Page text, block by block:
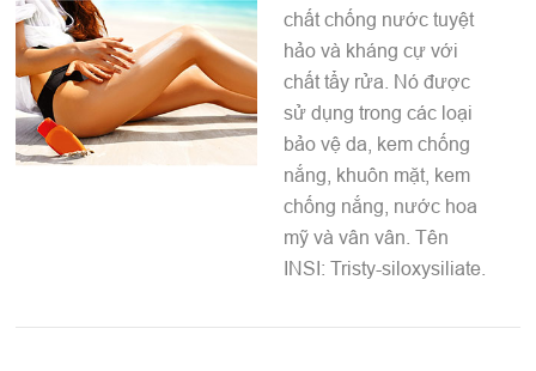
chất chống nước tuyệt
hảo và kháng cự với
chất tẩy rửa. Nó được
sử dụng trong các loại
bảo vệ da, kem chống
nắng, khuôn mặt, kem
chống nắng, nước hoa
mỹ và vân vân. Tên
INSI: Tristy-siloxysiliate.